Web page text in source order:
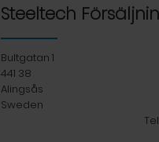
Steeltech
Bultgatan 1
441 38
Alingsås
Sweden
Tel: